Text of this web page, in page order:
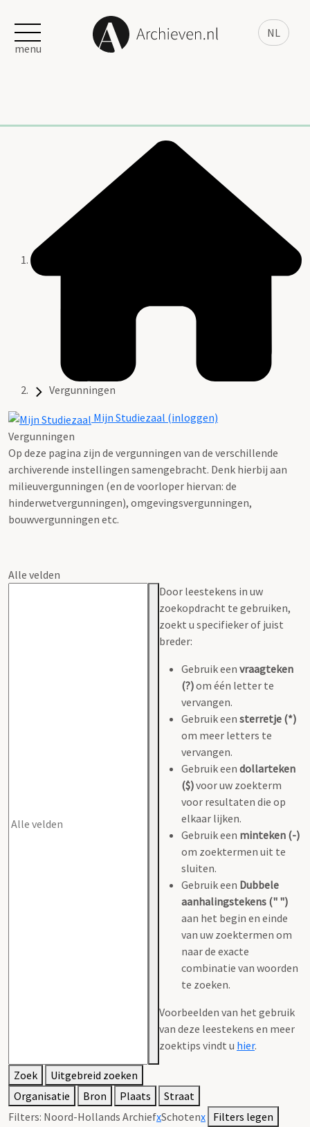
NL
menu
Vergunningen
Mijn Studiezaal (inloggen)
Vergunningen
Op deze pagina zijn de vergunningen van de verschillende
archiverende instellingen samengebracht. Denk hierbij aan
milieuvergunningen (en de voorloper hiervan: de
hinderwetvergunningen), omgevingsvergunningen,
bouwvergunningen etc.
Alle velden
Door leestekens in uw
zoekopdracht te gebruiken,
zoekt u specifieker of juist
breder:
Gebruik een vraagteken
(?)om één letter te
vervangen.
Gebruik een sterretje (*)
om meer letters te
vervangen.
Gebruik een dollarteken
($)voor uw zoekterm
voor resultaten die op
elkaar lijken.
Gebruik een minteken (-)
om zoektermen uit te
sluiten.
Gebruik een Dubbele
aanhalingstekens (" ")
aan het begin en einde
van uw zoektermen om
naar de exacte
combinatie van woorden
te zoeken.
Voorbeelden van het gebruik
van deze leestekens en meer
zoektips vindt u hier.
Zoek
Uitgebreid zoeken
Organisatie
Bron Plaats
Straat
Filters: Noord-Hollands ArchiefxSchotenx Filters legen